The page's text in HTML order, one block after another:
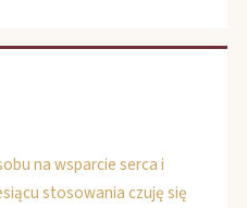
na wsparcie serca i
stosowania czuję się